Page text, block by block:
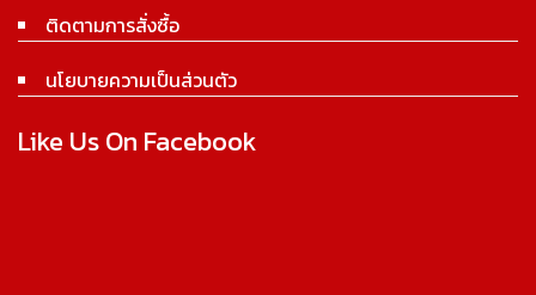
ติดตามการสั่งซื้อ
นโยบายความเป็นส่วนตัว
Like Us On Facebook